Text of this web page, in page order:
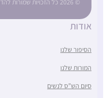
אודות
הסיפור שלנו
המורות שלנו
סיום הש”ס לנשים